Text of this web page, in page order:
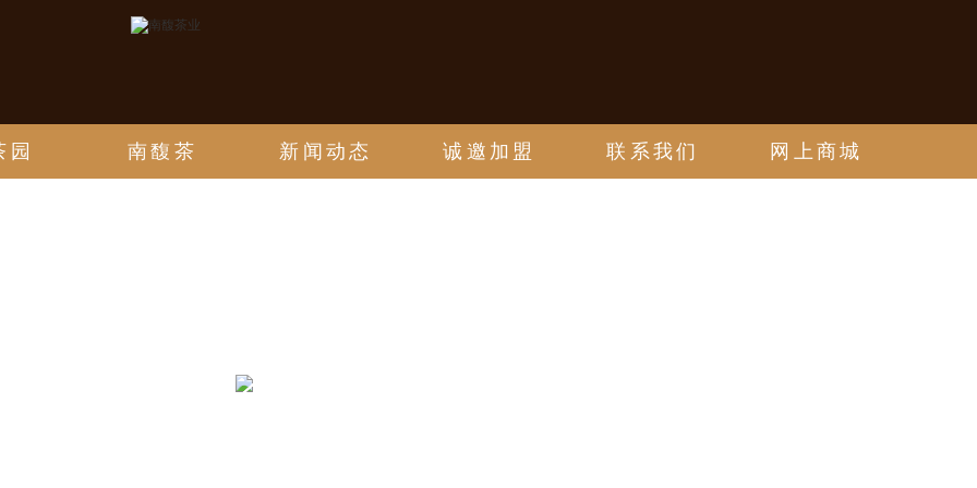
园 南馥茶 新闻动态 诚邀加盟 联系我们 网上商城